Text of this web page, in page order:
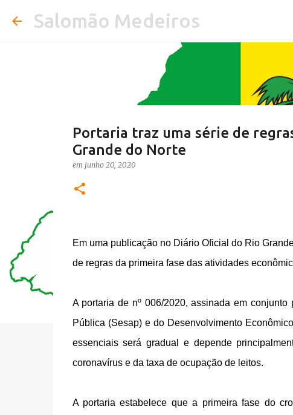
Salomão Medeiros
Portaria traz uma série de
Grande do Norte
em junho 20, 2020
Em uma publicação no Diário Oficial do Rio
de regras da primeira fase das atividades
A portaria de nº 006/2020, assinada em
Pública (Sesap) e do Desenvolvimento
essenciais será gradual e depende
coronavírus e da taxa de ocupação de leitos.
A portaria estabelece que a primeira fase do